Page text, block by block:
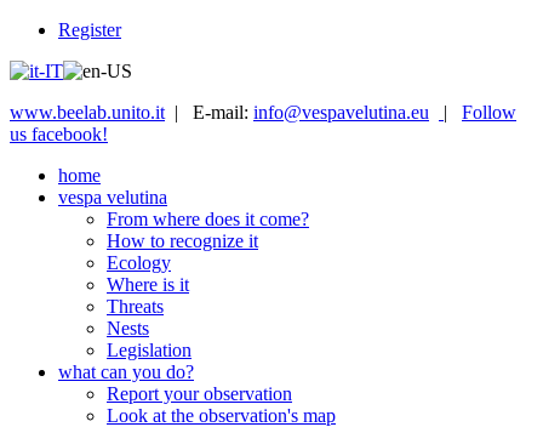
Register
www.beelab.unito.it | E-mail: info@vespavelutina.eu | Follow
us facebook!
home
vespa velutina
From where does it come?
How to recognize it
Ecology
Where is it
Threats
Nests
Legislation
what can you do?
Report your observation
Look at the observation's map